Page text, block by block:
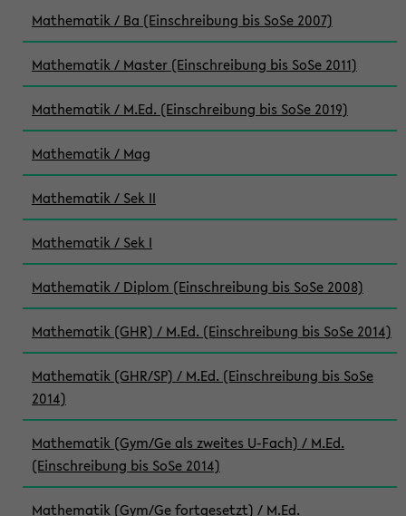
Mathematik / Ba (Einschreibung bis SoSe 2007)
Mathematik / Master (Einschreibung bis SoSe 2011)
Mathematik / M.Ed. (Einschreibung bis SoSe 2019)
Mathematik / Mag
Mathematik / Sek II
Mathematik / Sek I
Mathematik / Diplom (Einschreibung bis SoSe 2008)
Mathematik (GHR) / M.Ed. (Einschreibung bis SoSe 2014)
Mathematik (GHR/SP) / M.Ed. (Einschreibung bis SoSe
2014)
Mathematik (Gym/Ge als zweites U-Fach) / M.Ed.
(Einschreibung bis SoSe 2014)
Mathematik (Gym/Ge fortgesetzt) / M.Ed.